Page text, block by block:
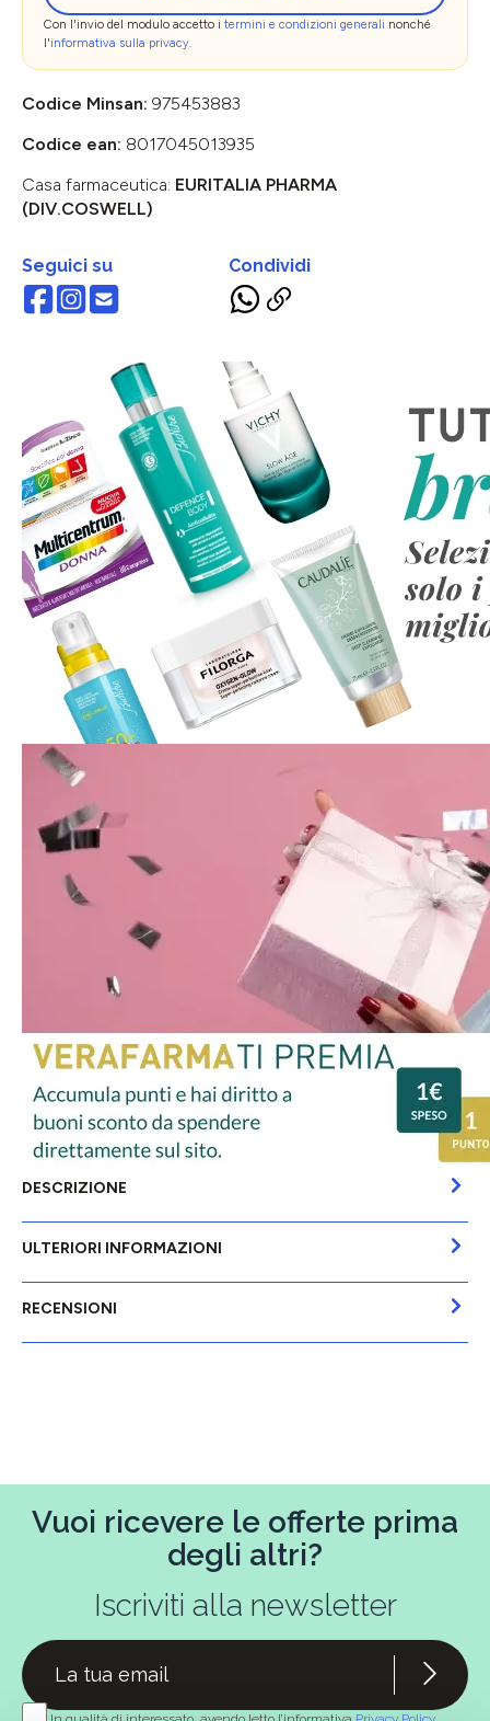
Con l'invio del modulo accetto i termini e condizioni generali nonché
l'informativa sulla privacy.
Codice Minsan: 975453883
Codice ean: 8017045013935
Casa farmaceutica: EURITALIA PHARMA
(DIV.COSWELL)
Seguici su Condividi
DESCRIZIONE
ULTERIORI INFORMAZIONI
RECENSIONI
Vuoi ricevere le offerte prima
degli altri?
Iscriviti alla newsletter